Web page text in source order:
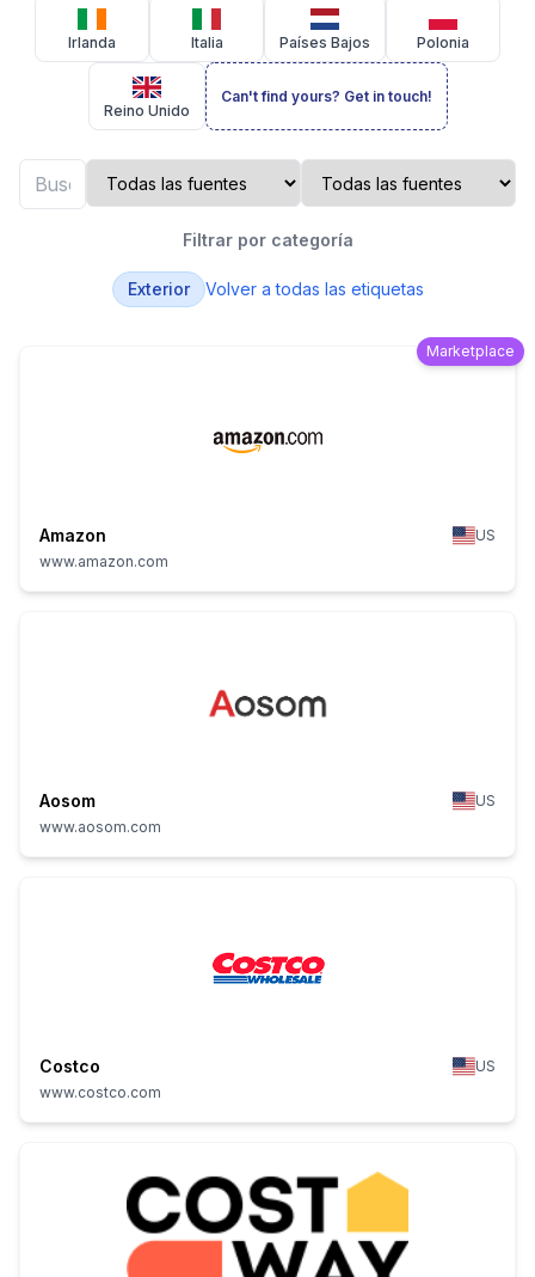
Irlanda Italia Países Bajos Polonia
Reino Unido
Can't find yours? Get in touch!
Filtrar por categoría
Exterior Volver a todas las etiquetas
Marketplace
Amazon
US
www.amazon.com
Aosom
US
www.aosom.com
Costco
US
www.costco.com